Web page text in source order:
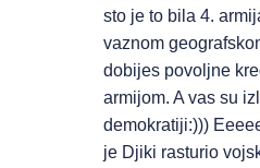
sto je to bila 4.
vaznom
dobijes povoljne
armijom. A vas su
demokratiji:)))
je Djiki rasturio